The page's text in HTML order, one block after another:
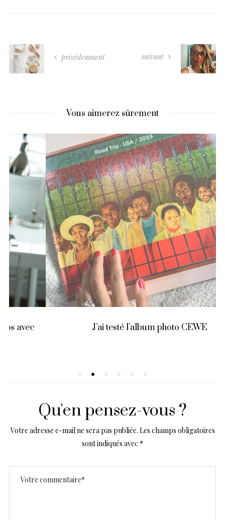
précédemment suivant
Vous aimerez sûrement
J’ai testé l’album photo CEWE
Qu'en pensez-vous ?
Votre adresse e-mail ne sera pas publiée. Les champs obligatoires
sont indiqués avec *